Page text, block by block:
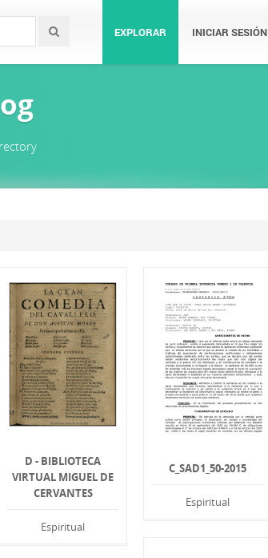
EXPLORAR INICIAR SESIÓN
D - BIBLIOTECA
VIRTUAL MIGUEL DE
CERVANTES
Espiritual
C_SAD1_50-2015
Espiritual